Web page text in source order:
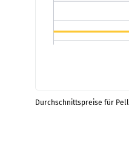
Durchschnittspreise für